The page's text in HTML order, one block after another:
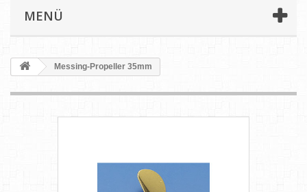
MENÜ
Messing-Propeller 35mm